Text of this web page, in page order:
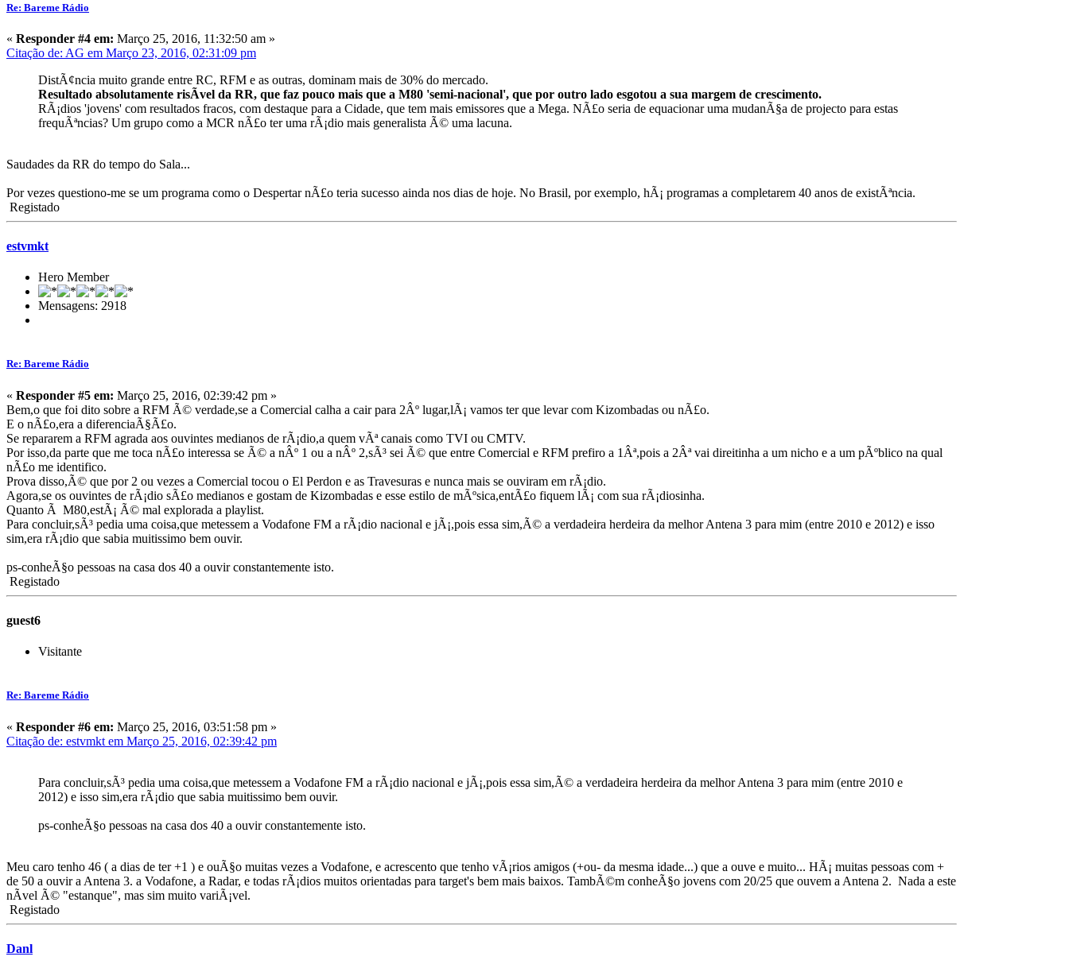
Re: Bareme Rádio
« Responder #4 em: Março 25, 2016, 11:32:50 am »
Citação de: AG em Março 23, 2016, 02:31:09 pm
DistÃ¢ncia muito grande entre RC, RFM e as outras, dominam mais de 30% do mercado.
Resultado absolutamente risÃ­vel da RR, que faz pouco mais que a M80 'semi-nacional', que por outro lado esgotou a sua margem de crescimento.
RÃ¡dios 'jovens' com resultados fracos, com destaque para a Cidade, que tem mais emissores que a Mega. NÃ£o seria de equacionar uma mudanÃ§a de projecto para estas
frequÃªncias? Um grupo como a MCR nÃ£o ter uma rÃ¡dio mais generalista Ã© uma lacuna.
Saudades da RR do tempo do Sala...
Por vezes questiono-me se um programa como o Despertar nÃ£o teria sucesso ainda nos dias de hoje. No Brasil, por exemplo, hÃ¡ programas a completarem 40 anos de existÃªncia.
Registado
estvmkt
Hero Member
Mensagens: 2918
Re: Bareme Rádio
« Responder #5 em: Março 25, 2016, 02:39:42 pm »
Bem,o que foi dito sobre a RFM Ã© verdade,se a Comercial calha a cair para 2Âº lugar,lÃ¡ vamos ter que levar com Kizombadas ou nÃ£o.
E o nÃ£o,era a diferenciaÃ§Ã£o.
Se repararem a RFM agrada aos ouvintes medianos de rÃ¡dio,a quem vÃª canais como TVI ou CMTV.
Por isso,da parte que me toca nÃ£o interessa se Ã© a nÂº 1 ou a nÂº 2,sÃ³ sei Ã© que entre Comercial e RFM prefiro a 1Âª,pois a 2Âª vai direitinha a um nicho e a um pÃºblico na qual
nÃ£o me identifico.
Prova disso,Ã© que por 2 ou vezes a Comercial tocou o El Perdon e as Travesuras e nunca mais se ouviram em rÃ¡dio.
Agora,se os ouvintes de rÃ¡dio sÃ£o medianos e gostam de Kizombadas e esse estilo de mÃºsica,entÃ£o fiquem lÃ¡ com sua rÃ¡diosinha.
Quanto Ã M80,estÃ¡ Ã© mal explorada a playlist.
Para concluir,sÃ³ pedia uma coisa,que metessem a Vodafone FM a rÃ¡dio nacional e jÃ¡,pois essa sim,Ã© a verdadeira herdeira da melhor Antena 3 para mim (entre 2010 e 2012) e isso
sim,era rÃ¡dio que sabia muitissimo bem ouvir.
ps-conheÃ§o pessoas na casa dos 40 a ouvir constantemente isto.
Registado
guest6
Visitante
Re: Bareme Rádio
« Responder #6 em: Março 25, 2016, 03:51:58 pm »
Citação de: estvmkt em Março 25, 2016, 02:39:42 pm
Para concluir,sÃ³ pedia uma coisa,que metessem a Vodafone FM a rÃ¡dio nacional e jÃ¡,pois essa sim,Ã© a verdadeira herdeira da melhor Antena 3 para mim (entre 2010 e
2012) e isso sim,era rÃ¡dio que sabia muitissimo bem ouvir.
ps-conheÃ§o pessoas na casa dos 40 a ouvir constantemente isto.
Meu caro tenho 46 ( a dias de ter +1 ) e ouÃ§o muitas vezes a Vodafone, e acrescento que tenho vÃ¡rios amigos (+ou- da mesma idade...) que a ouve e muito... HÃ¡ muitas pessoas com +
de 50 a ouvir a Antena 3. a Vodafone, a Radar, e todas rÃ¡dios muitos orientadas para target's bem mais baixos. TambÃ©m conheÃ§o jovens com 20/25 que ouvem a Antena 2. Nada a este
nÃ­vel Ã© "estanque", mas sim muito variÃ¡vel.
Registado
Danl